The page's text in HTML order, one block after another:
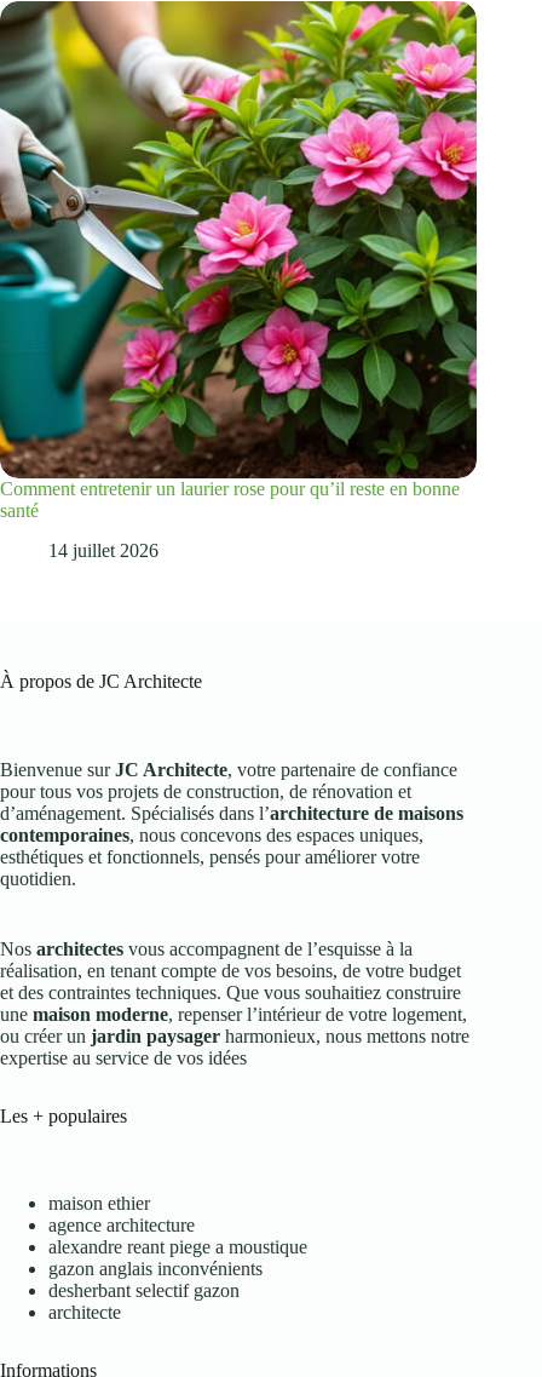
Comment entretenir un laurier rose pour qu’il reste en bonne
santé
14 juillet 2026
À propos de JC Architecte
Bienvenue surJC Architecte, votre partenaire de confiance
pour tous vos projets de construction, de rénovation et
d’aménagement. Spécialisés dans l’architecture de maisons
contemporaines, nous concevons des espaces uniques,
esthétiques et fonctionnels, pensés pour améliorer votre
quotidien.
Nos architectes vous accompagnent de l’esquisse à la
réalisation, en tenant compte de vos besoins, de votre budget
et des contraintes techniques. Que vous souhaitiez construire
une maison moderne, repenser l’intérieur de votre logement,
ou créer un jardin paysager harmonieux, nous mettons notre
expertise au service de vos idées
Les + populaires
maison ethier
agence architecture
alexandre reant piege a moustique
gazon anglais inconvénients
desherbant selectif gazon
architecte
Informations